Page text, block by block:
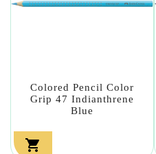
Colored Pencil Color
Grip 47 Indianthrene
Blue
